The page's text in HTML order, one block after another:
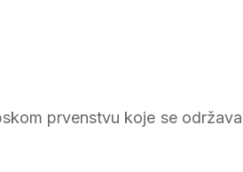
prvenstvu koje se održava